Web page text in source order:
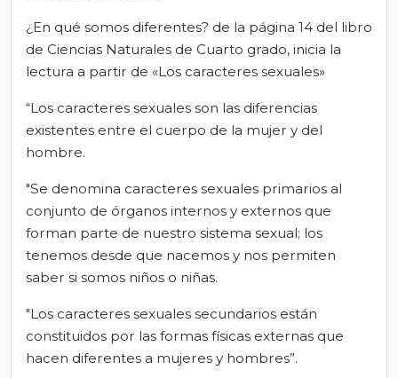
¿En qué somos diferentes? de la página 14 del libro
de Ciencias Naturales de Cuarto grado, inicia la
lectura a partir de «Los caracteres sexuales»
“Los caracteres sexuales son las diferencias
existentes entre el cuerpo de la mujer y del
hombre.
"Se denomina caracteres sexuales primarios al
conjunto de órganos internos y externos que
forman parte de nuestro sistema sexual; los
tenemos desde que nacemos y nos permiten
saber si somos niños o niñas.
"Los caracteres sexuales secundarios están
constituidos por las formas físicas externas que
hacen diferentes a mujeres y hombres”.